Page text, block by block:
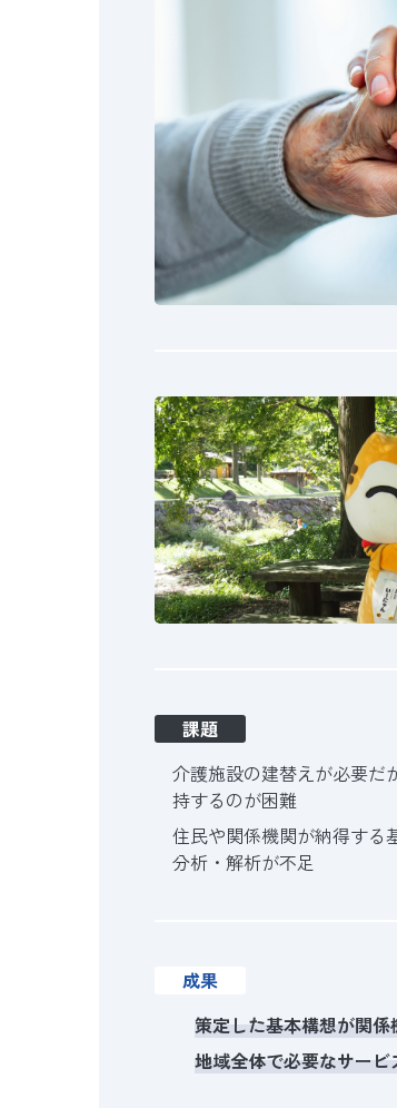
課題
介護施設の建替えが必要だ
持するのが困難
住民や関係機関が納得する
分析・解析が不足
成果
策定した基本構想が関
地域全体で必要なサー